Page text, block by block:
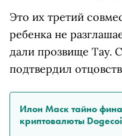
Это их третий
ребенка не
дали прозвище Тау.
подтвердил
Илон Маск тайно
криптовалюты